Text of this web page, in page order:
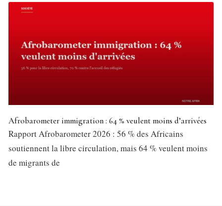
Afrobarometer immigration : 64 % veulent moins d’arrivées
Rapport Afrobarometer 2026 : 56 % des Africains
soutiennent la libre circulation, mais 64 % veulent moins
de migrants de